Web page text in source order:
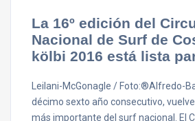
La 16º edición del
Nacional de Surf de
kölbi 2016 está lista
Leilani-McGonagle / Foto:®Alfredo-
décimo sexto año consecutivo,
más importante del surf nacional. El